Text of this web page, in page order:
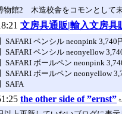
物館2 木造校舎をコモンとして
文房具通販|輸入文房具
SAFARI ペンシル neonpink 3,740
SAFARI ペンシル neonyellow
SAFARI ボールペン neonpink
SAFARI ボールペン neonyellow
SAFA
the other side of ”ernst”